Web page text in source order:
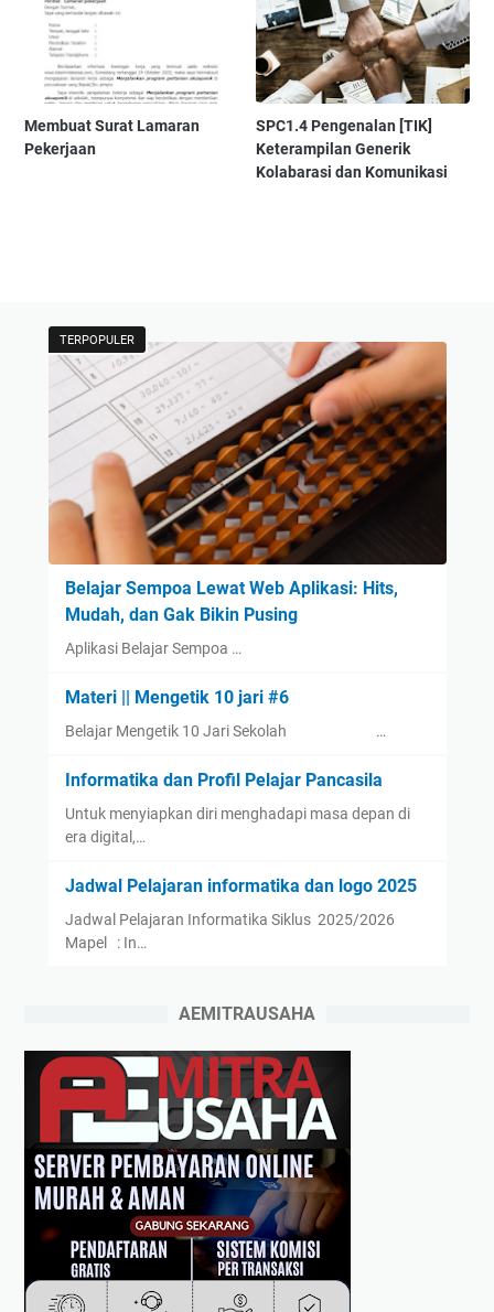
Membuat Surat Lamaran
Pekerjaan
SPC1.4 Pengenalan [TIK]
Keterampilan Generik
Kolabarasi dan Komunikasi
TERPOPULER
Belajar Sempoa Lewat Web Aplikasi: Hits,
Mudah, dan Gak Bikin Pusing
Aplikasi Belajar Sempoa …
Materi || Mengetik 10 jari #6
Belajar Mengetik 10 Jari Sekolah …
Informatika dan Profil Pelajar Pancasila
Untuk menyiapkan diri menghadapi masa depan di
era digital,…
Jadwal Pelajaran informatika dan logo 2025
Jadwal Pelajaran Informatika Siklus 2025/2026
Mapel : In…
AEMITRAUSAHA